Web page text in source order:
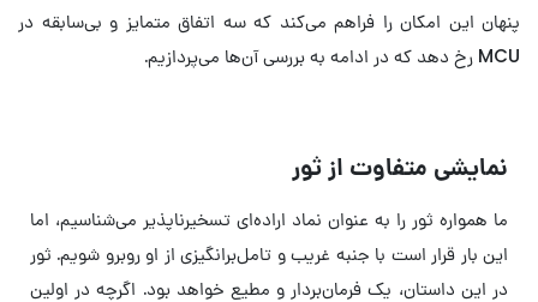
پنهان این امکان را فراهم می‌کند که سه اتفاق متمایز و بی‌سابقه در
MCU رخ دهد که در ادامه به بررسی آن‌ها می‌پردازیم.
نمایشی متفاوت از ثور
ما همواره ثور را به عنوان نماد اراده‌ای تسخیرناپذیر می‌شناسیم، اما
این بار قرار است با جنبه‌ غریب و تامل‌برانگیزی از او روبرو شویم. ثور
در این داستان، یک فرمان‌بردار و مطیع خواهد بود. اگرچه در اولین